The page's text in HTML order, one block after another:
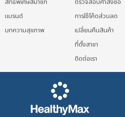
สิทธิพิเศษสมาชิก
แบรนด์
บทความสุขภาพ
ตรวจสอบคำสั่งซื้อ
การใช้โค้ดส่วนลด
เปลี่ยนคืนสินค้า
ที่ตั้งสาขา
ติดต่อเรา